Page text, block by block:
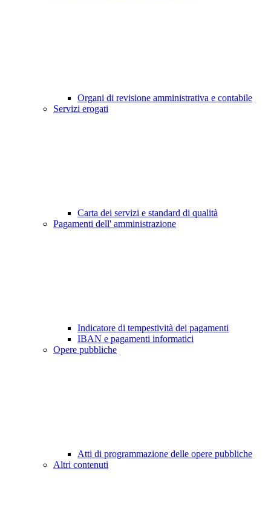
Organi di revisione amministrativa e contabile
Servizi erogati
Carta dei servizi e standard di qualità
Pagamenti dell' amministrazione
Indicatore di tempestività dei pagamenti
IBAN e pagamenti informatici
Opere pubbliche
Atti di programmazione delle opere pubbliche
Altri contenuti